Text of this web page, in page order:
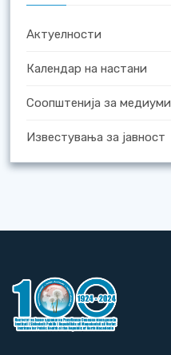
Актуелности
Календар на настани
Соопштенија за медиуми
Известувања за јавност